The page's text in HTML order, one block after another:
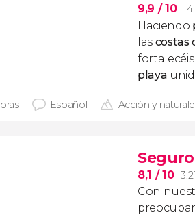
9,9 / 10
Haciendo
las costas
fortalecéis
playa
Español Acción y
8,1 / 10
Con